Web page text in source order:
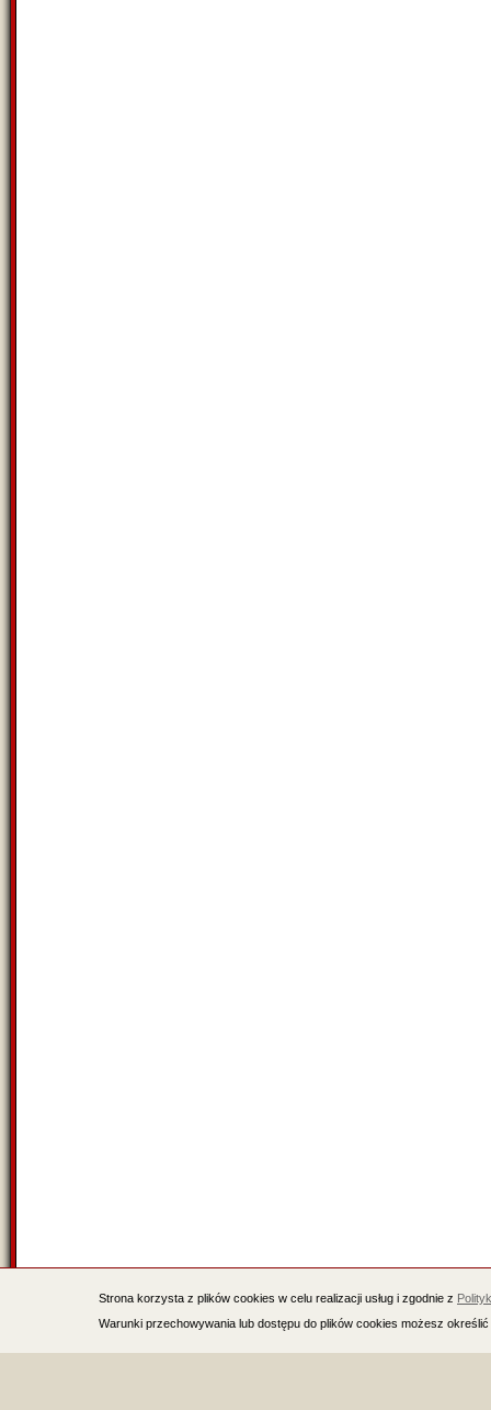
Strona korzysta z plików cookies w celu realizacji usług i zgodnie z
Warunki przechowywania lub dostępu do plików cookies możesz